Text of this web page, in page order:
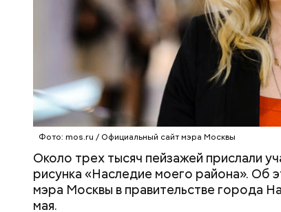
Фото: mos.ru / Официальный сайт мэра Москвы
Около трех тысяч пейзажей прислали
рисунка «Наследие моего района». Об
мэра Москвы в правительстве города
мая.
Тем не менее собеседник «ВМ»
важное упущение: ни одна из реформ
Не талант, а детская травма:
как сцена становится для
звезд стратегией выживания